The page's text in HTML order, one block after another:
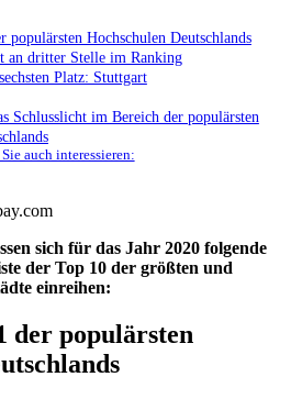
populärsten Hochschulen Deutschlands
an dritter Stelle im Ranking
Platz: Stuttgart
Schlusslicht im Bereich der populärsten
auch interessieren:
sich für das Jahr 2020 folgende
der Top 10 der größten und
einreihen:
der populärsten